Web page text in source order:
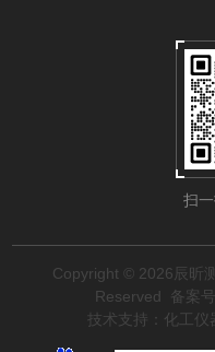
扫
Copyright © 2026辰昕
Reserved
备案
技术支持： 化工仪